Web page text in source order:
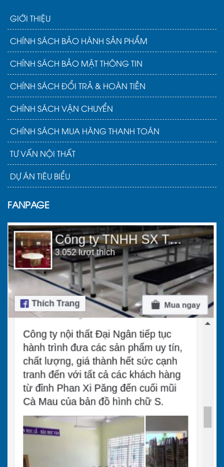
GIỚI THIỆU
CHÍNH SÁCH BẢO HÀNH SẢN PHẨM
CHÍNH SÁCH BẢO MẬT THÔNG TIN
CHÍNH SÁCH ĐỔI TRẢ & HOÀN TIỀN
CHÍNH SÁCH VẬN CHUYỂN
CHÍNH SÁCH MUA HÀNG THANH TOÁN
TƯ VẤN NỘI THẤT
DỰ ÁN TIÊU BIỂU
FANPAGE